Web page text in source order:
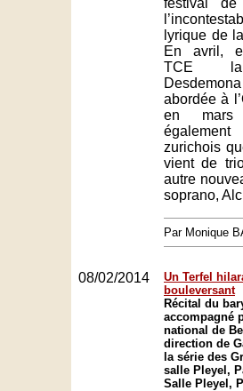
festival de
lyrique de
En avril,
TCE la
abordée à
en mars
zurichois
vient de
autre
soprano,
Par Monique
08/02/2014
Un Terfel
bouleversant
Récital du
accompagné
national de
direction de
la série des
salle Pleyel,
Salle Pleyel,